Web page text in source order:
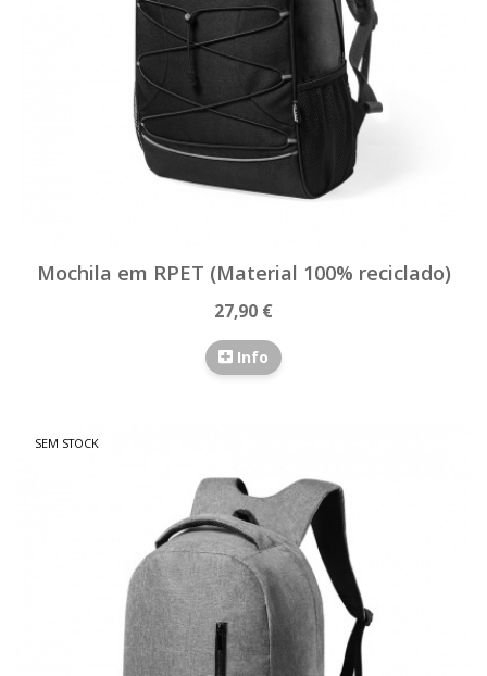
Mochila em RPET (Material 100% reciclado)
27,90 €
Info
SEM STOCK